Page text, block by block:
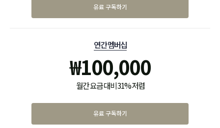
유료 구독하기
연간 멤버십
₩100,000
월간 요금 대비 31% 저렴
유료 구독하기